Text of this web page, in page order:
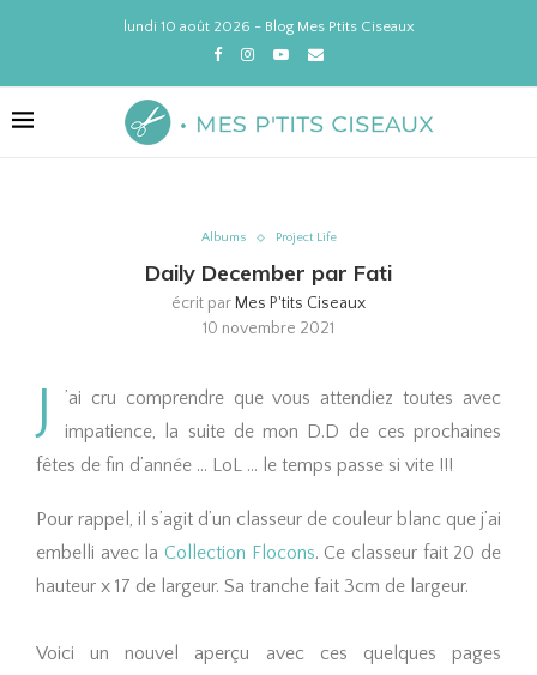
lundi 10 août 2026 - Blog Mes Ptits Ciseaux
Albums Project Life
Daily December par Fati
écrit par Mes P'tits Ciseaux
10 novembre 2021
J
’ai cru comprendre que vous attendiez toutes avec
impatience, la suite de mon D.D de ces prochaines
fêtes de fin d’année … LoL … le temps passe si vite !!!
Pour rappel, il s’agit d’un classeur de couleur blanc que j’ai
embelli avec la Collection Flocons. Ce classeur fait 20 de
hauteur x 17 de largeur. Sa tranche fait 3cm de largeur.
Voici un nouvel aperçu avec ces quelques pages